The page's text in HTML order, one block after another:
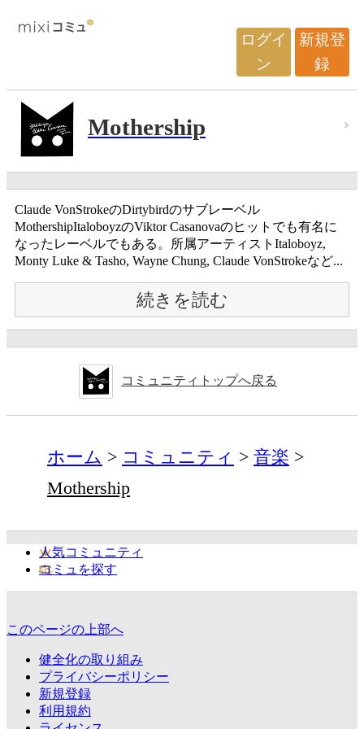
ログイ
ン
新規登
録
Mothership
Claude VonStrokeのDirtybirdのサブレーベル
MothershipItaloboyzのViktor Casanovaのヒットでも有名に
なったレーベルでもある。所属アーティストItaloboyz,
Monty Luke & Tasho, Wayne Chung, Claude VonStrokeなど...
続きを読む
コミュニティトップへ戻る
ホーム コミュニティ
音楽
Mothership
人気コミュニティ
コミュを探す
このページの上部へ
健全化の取り組み
プライバシーポリシー
新規登録
利用規約